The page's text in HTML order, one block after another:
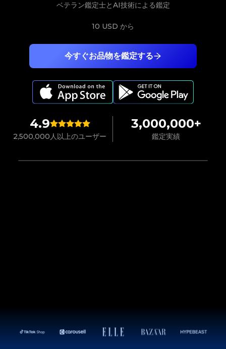
4.9
2,500,000人以上のユーザー
3,000,000+
鑑定実績
今すぐお品物を鑑定する
ベテラン鑑定士とAI技術による鑑定
10 USD から